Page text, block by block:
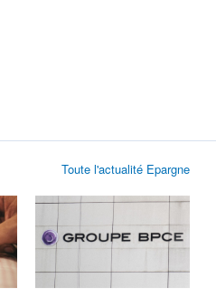
Toute l'actualité Epargne